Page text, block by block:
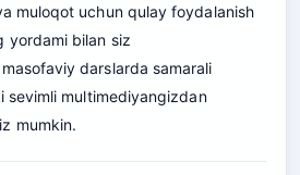
muloqot uchun qulay foydalanish
yordami bilan siz
darslarda samarali
sevimli multimediyangizdan
mumkin.